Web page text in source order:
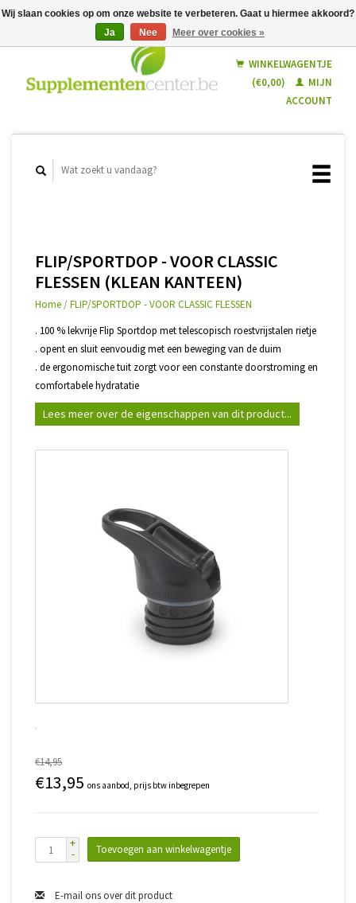
Nederlands
WINKELWAGENTJE
(€0,00)
MIJN
ACCOUNT
FLIP/SPORTDOP - VOOR CLASSIC
FLESSEN (KLEAN KANTEEN)
Home /FLIP/SPORTDOP - VOOR CLASSIC FLESSEN
. 100 % lekvrije Flip Sportdop met telescopisch roestvrijstalen rietje
. opent en sluit eenvoudig met een beweging van de duim
. de ergonomische tuit zorgt voor een constante doorstroming en
comfortabele hydratatie
Lees meer over de eigenschappen van dit product...
€14,95
€13,95 ons aanbod, prijs btw inbegrepen
+
-
Toevoegen aan winkelwagentje
E-mail ons over dit product
Wij slaan cookies op om onze website te verbeteren. Gaat u hiermee akkoord?
Ja
Nee Meer over cookies »